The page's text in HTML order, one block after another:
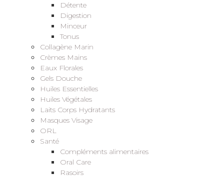
Détente
Digestion
Minceur
Tonus
Collagène Marin
Crèmes Mains
Eaux Florales
Gels Douche
Huiles Essentielles
Huiles Végétales
Laits Corps Hydratants
Masques Visage
ORL
Santé
Compléments alimentaires
Oral Care
Rasoirs